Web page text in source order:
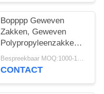
Bopppp Geweven
Zakken, Geweven
Polypropyleenzakken
voor het Cement van
de Voersuiker
Bespreekbaar MOQ:1000-10000 zakken
CONTACT